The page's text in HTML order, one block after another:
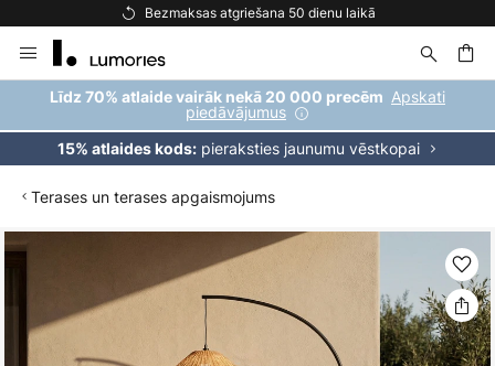
Bezmaksas atgriešana 50 dienu laikā
to
Content
Līdz 70% atlaide vairāk nekā 20 000 precēm Apskati
piedāvājumus
15% atlaides kods:pieraksties jaunumu vēstkopai
Terases un terases apgaismojums
Iet
beigām